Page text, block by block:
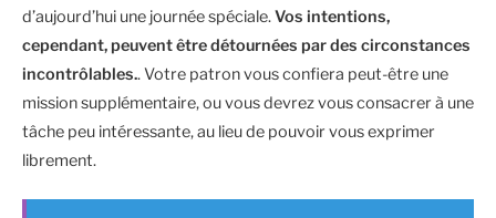
d’aujourd’hui une journée spéciale.Vos intentions,
cependant, peuvent être détournées par des circonstances
incontrôlables.. Votre patron vous confiera peut-être une
mission supplémentaire, ou vous devrez vous consacrer à une
tâche peu intéressante, au lieu de pouvoir vous exprimer
librement.